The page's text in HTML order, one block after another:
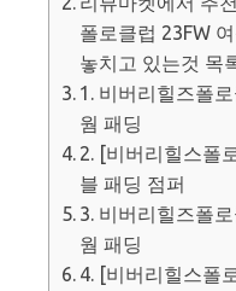
폴로클럽 23FW
놓치고 있는것 목
1. 비버리힐즈폴
웜 패딩
2. [비버리힐스폴
블 패딩 점퍼
3. 비버리힐즈폴
웜 패딩
4. [비버리힐스폴